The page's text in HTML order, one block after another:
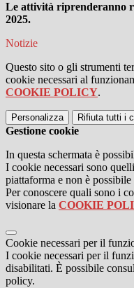
Le attività riprenderanno
2025.
Notizie
Questo sito o gli strumenti
cookie necessari al
COOKIE POLICY.
Personalizza Rifiuta tutti i
Gestione cookie
In questa schermata è
I cookie necessari sono
piattaforma e non è
Per conoscere quali sono i
visionare la COOKIE
Cookie necessari per il
I cookie necessari per il
disabilitati. È possibile
policy.